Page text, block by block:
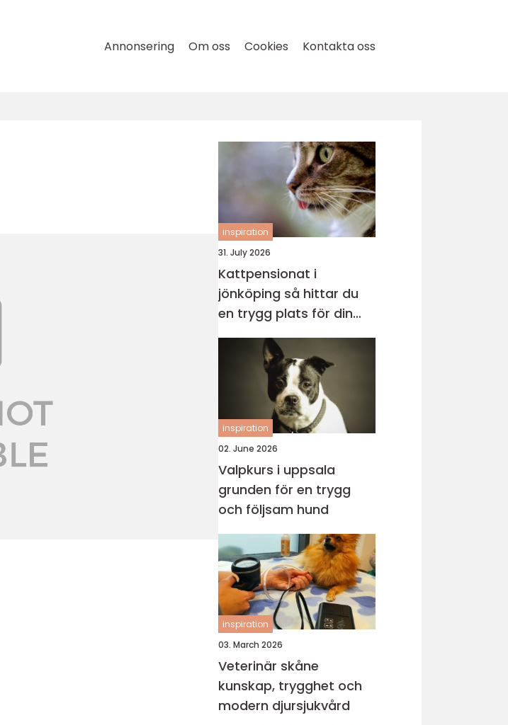
Annonsering Om oss Cookies Kontakta oss
inspiration
31. July 2026
Kattpensionat i
jönköping så hittar du
en trygg plats för din
katt
inspiration
02. June 2026
Valpkurs i uppsala
grunden för en trygg
och följsam hund
inspiration
03. March 2026
Veterinär skåne
kunskap, trygghet och
modern djursjukvård